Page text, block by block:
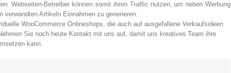
Webseiten-Betreiber können somit ihren Traffic nutzen, um neben Werbung
verwandten Artikeln Einnahmen zu generieren.
WooCommerce Onlineshops, die auch auf ausgefallene Verkaufsideen
Sie noch heute Kontakt mit uns auf, damit uns kreatives Team ihre
kann.